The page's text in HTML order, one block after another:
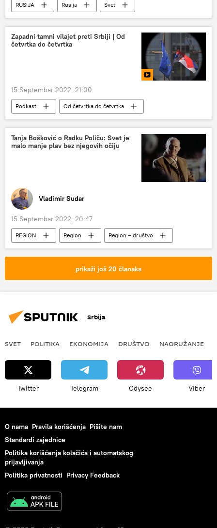
RUSIJA Rusija
Svet
Snaga Sibira
gasovod Snaga Sibira
Severni tok 2
Aleksandar Novak
Kina
Zapadni tamni vilajet preti Srbiji | Od
četvrtka do četvrtka
15 Septembar 2022, 21:00
Podkast
Od četvrtka do četvrtka
Svet
Svet – politika
Srbija
Srbija – politika
Tanja Bošković o Radku Poliču: Svet je
malo manje plav bez njegovih očiju
Vladimir Sudar
15 Septembar 2022, 20:47
REGION Region
Region – društvo
Tanja Bošković
prikaži još 20 članaka
Srbija
SVET POLITIKA EKONOMIJA DRUŠTVO NAORUŽANJE
Twitter Telegram Odysee Viber
O nama Pravila korišćenja Pišite nam
Standardi zajednice
Politika korišćenja kolačića i automatskog
prijavljivanja
Politika privatnosti Privacy Feedback